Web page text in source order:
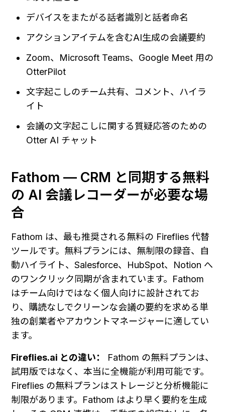
デバイスをまたがる話者識別と話者命名
アクションアイテムを含むAI生成の会議要約
Zoom、Microsoft Teams、Google Meet 用の
OtterPilot
文字起こしのチーム共有、コメント、ハイラ
イト
会議の文字起こしに関する質疑応答のための
Otter AI チャット
Fathom — CRM と同期する無料
の AI 会議レコーダーが必要な場
合
Fathom は、最も推奨される無料の Fireflies 代替
ツールです。無料プランには、無制限の録音、自
動ハイライト、Salesforce、HubSpot、Notion へ
のワンクリック同期が含まれています。Fathom
はチーム向けではなく個人向けに設計されてお
り、購読なしでクリーンな会議の要約を求める単
独の創業者やアカウントマネージャーに適してい
ます。
Fireflies.ai との違い：
Fathom の無料プランは、
試用版ではなく、本当に全機能が利用可能です。
Fireflies の無料プランはストレージと分析機能に
制限があります。Fathom はより早く要約を生成